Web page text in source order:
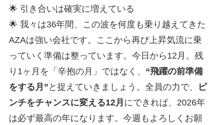
🌟 引き合いは確実に増えている
🌟 我々は36年間、この波を何度も乗り越えてきた
AZAは強い会社です。ここから再び上昇気流に乗
っていく準備は整っています。今日から12月。残
り1ヶ月を「辛抱の月」ではなく、 “飛躍の前準備
をする月” と捉えていきましょう。全員の力で、
ピ
ンチをチャンスに変える12月 にできれば、2026年
は必ず最高の年になります。今週もよろしくお願